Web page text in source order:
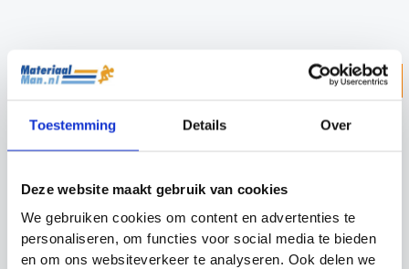
Toestemming Details Over
Deze website maakt gebruik van cookies
We gebruiken cookies om content en advertenties te
personaliseren, om functies voor social media te bieden
en om ons websiteverkeer te analyseren. Ook delen we
Z
k
e
n
ZOEKEN
Categorieën
Cadeau Ideeën
Looptraining
Sport en Spel